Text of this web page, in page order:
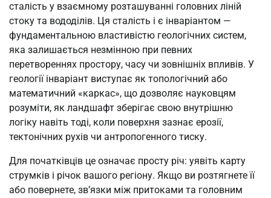
сталість у взаємному розташуванні головних ліній
стоку та вододілів. Ця сталість і є інваріантом —
фундаментальною властивістю геологічних систем,
яка залишається незмінною при певних
перетвореннях простору, часу чи зовнішніх впливів. У
геології інваріант виступає як топологічний або
математичний «каркас», що дозволяє науковцям
розуміти, як ландшафт зберігає свою внутрішню
логіку навіть тоді, коли поверхня зазнає ерозії,
тектонічних рухів чи антропогенного тиску.
Для початківців це означає просту річ: уявіть карту
струмків і річок вашого регіону. Якщо ви розтягнете її
або повернете, зв’язки між притоками та головним